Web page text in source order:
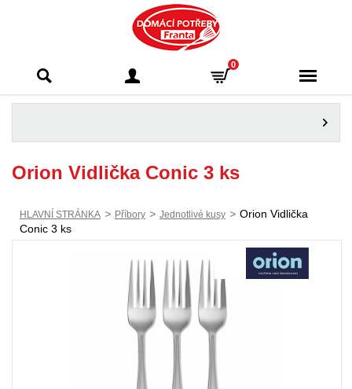
Franta - Příbram
0
Orion Vidlička Conic 3 ks
HLAVNÍ STRÁNKA > Příbory > Jednotlivé kusy > Orion Vidlička
Conic 3 ks